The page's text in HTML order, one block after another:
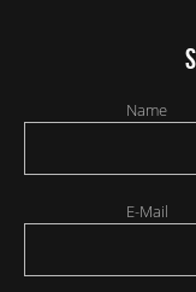
Name
E-Mail